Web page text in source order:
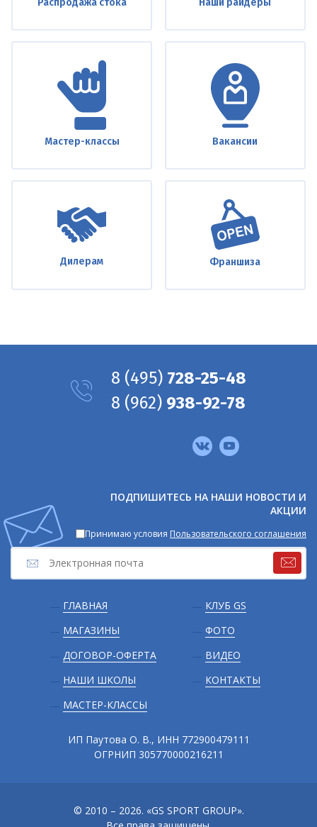
Распродажа стока Наши райдеры
Мастер-классы Вакансии
Дилерам Франшиза
Подвал
ГЛАВНАЯ
МАГАЗИНЫ
ДОГОВОР-ОФЕРТА
НАШИ ШКОЛЫ
МАСТЕР-КЛАССЫ
КЛУБ GS
ФОТО
ВИДЕО
КОНТАКТЫ
ПОДПИШИТЕСЬ НА НАШИ НОВОСТИ И
АКЦИИ
Принимаю условия Пользовательского соглашения
8 (495) 728-25-48
8 (962) 938-92-78
ИП Паутова О. В., ИНН 772900479111
ОГРНИП 305770000216211
© 2010 – 2026. «GS SPORT GROUP».